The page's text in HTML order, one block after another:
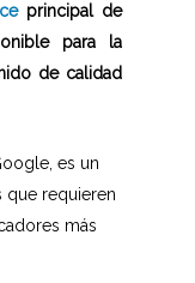
principal de
para la
de calidad